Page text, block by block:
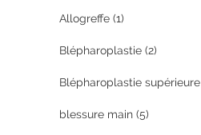
Allogreffe (1)
Blépharoplastie (2)
Blépharoplastie supérieure
blessure main (5)